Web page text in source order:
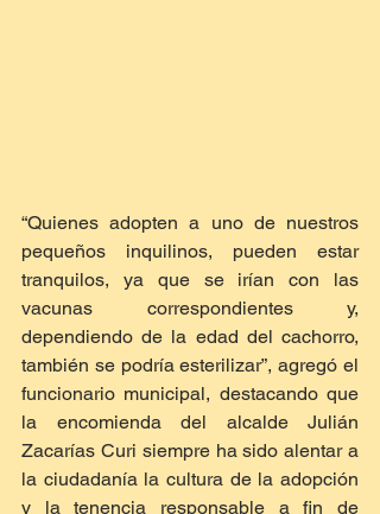
“Quienes adopten a uno de nuestros
pequeños inquilinos, pueden estar
tranquilos, ya que se irían con las
vacunas correspondientes y,
dependiendo de la edad del cachorro,
también se podría esterilizar”, agregó el
funcionario municipal, destacando que
la encomienda del alcalde Julián
Zacarías Curi siempre ha sido alentar a
la ciudadanía la cultura de la adopción
y la tenencia responsable a fin de